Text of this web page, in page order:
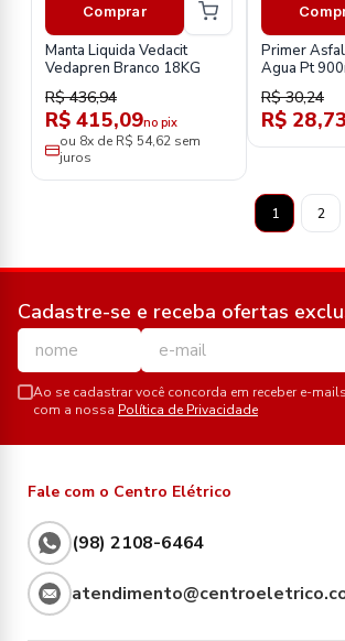
Comprar
Manta Liquida Vedacit
Vedapren Branco 18KG
R$ 436,94
R$ 415,09no pix
ou 8x de R$ 54,62 sem
juros
Primer
Agua Pt
R$ 30,24
R$ 28,73
1 2
Cadastre-se e receba ofertas
Ao se cadastrar você concorda em receber e-
com a nossa Política de Privacidade
Fale com o Centro Elétrico
(98) 2108-6464